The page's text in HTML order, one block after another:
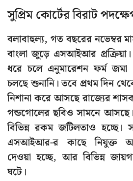
সুপ্রিম কোর্টের বিরাট
বলাবাহুল্য, গত বছরের নভেম্বর
বাংলা জুড়ে এসআইআর
ধরে চলে এনুমারেশন ফর্ম
চলছে শুনানি। তবে প্রথম দিন
নিশানা করে আসছে রাজ্যের
গন্ডগোলের ছবিও সামনে
বিভিন্ন রকম জটিলতাও হচ্ছে।
এসআইআর-র কাছে নিযুক্ত
দেওয়া হচ্ছে, আর বিভিন্ন
ঘটে।